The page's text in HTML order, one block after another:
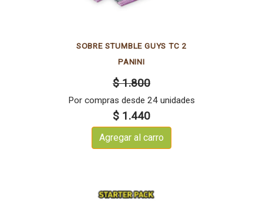
SOBRE STUMBLE GUYS TC 2
PANINI
$ 1.800
Por compras desde 24 unidades
$ 1.440
Agregar al carro